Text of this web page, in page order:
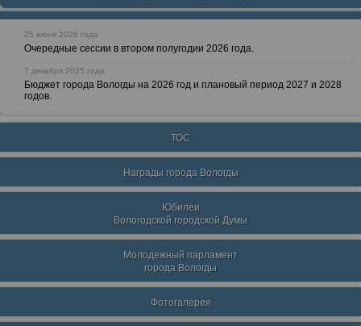
25 июня 2026 года
Очередные сессии в втором полугодии 2026 года.
7 декабря 2025 года
Бюджет города Вологды на 2026 год и плановый период 2027 и 2028
годов.
ТОС
Награды города Вологды
Юбилеи
Вологодской городской Думы
Молодежный парламент
города Вологды
Фотогалерея